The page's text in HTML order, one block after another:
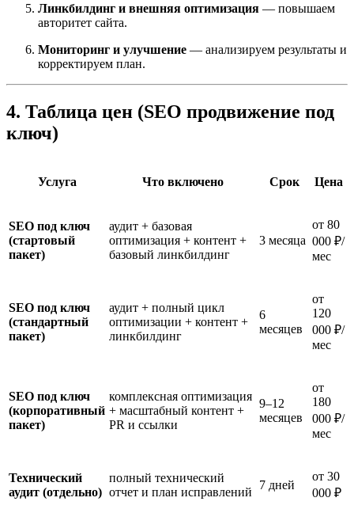
Линкбилдинг и внешняя оптимизация — повышаем
авторитет сайта.
Мониторинг и улучшение — анализируем результаты и
корректируем план.
4. Таблица цен (SEO продвижение под
ключ)
Услуга Что включено Срок Цена
SEO под ключ
(стартовый
пакет)
аудит + базовая
оптимизация + контент +
базовый линкбилдинг
3 месяца
от 80
000 ₽/
мес
SEO под ключ
(стандартный
пакет)
аудит + полный цикл
оптимизации + контент +
линкбилдинг
6
месяцев
от
120
000 ₽/
мес
SEO под ключ
(корпоративный
пакет)
комплексная оптимизация
+ масштабный контент +
PR и ссылки
9–12
месяцев
от
180
000 ₽/
мес
Технический
аудит (отдельно)
полный технический
отчет и план исправлений
7 дней
от 30
000 ₽